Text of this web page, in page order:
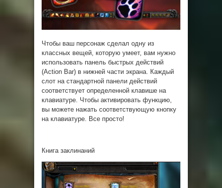
Чтобы ваш персонаж сделал одну из
классных вещей, которую умеет, вам нужно
использовать панель быстрых действий
(Action Bar) в нижней части экрана. Каждый
слот на стандартной панели действий
соответствует определенной клавише на
клавиатуре. Чтобы активировать функцию,
вы можете нажать соответствующую кнопку
на клавиатуре. Все просто!
Книга заклинаний